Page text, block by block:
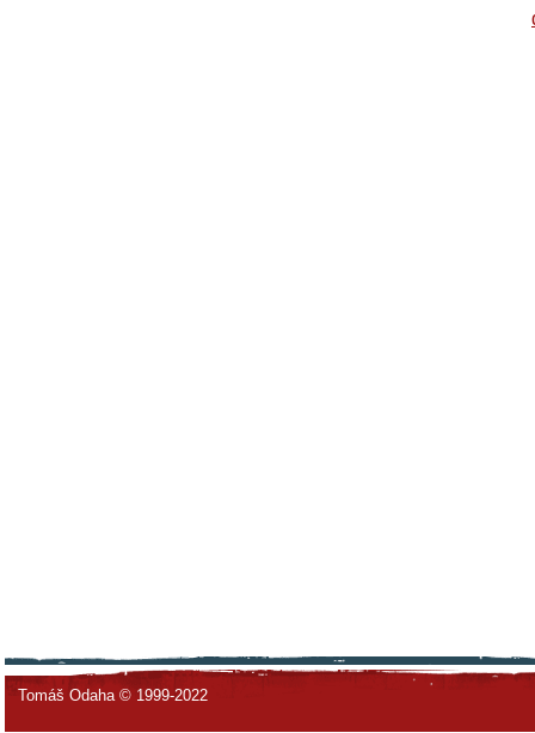
Tomáš Odaha © 1999-2022